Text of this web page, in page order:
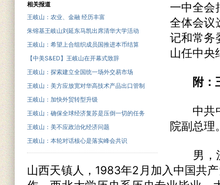
相关报道
王岐山：农业、金融 经历丰富
朱镕基王岐山刘延东马凯出席清华大学活动
王岐山：希望上合组织成员国推进本币结算
【中美S&ED】王岐山在开幕式致辞
王岐山：探索建立全国统一场外交易市场
王岐山：美方应放宽对华高技术产品出口管制
王岐山：加快外贸转型升级
王岐山：确保全球经济复苏是压倒一切的任务
王岐山：美不应政治化经济问题
王岐山：本轮对话核心是落实峰会共识
一中全会
全体会议
记和常务
山任中央
附：
中共中
院副总理
男，汉
山西天镇人，1983年2月加入中国共